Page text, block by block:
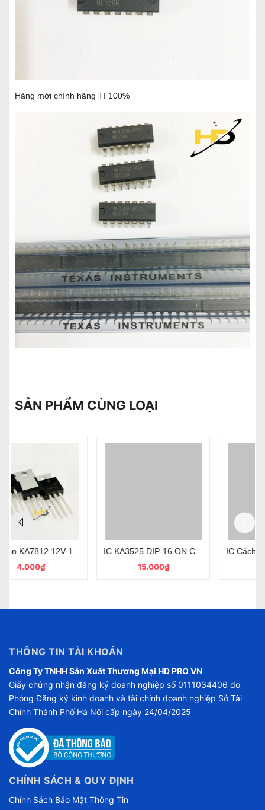
Hàng mới chính hãng TI 100%
SẢN PHẨM CÙNG LOẠI
TO-220 Chính Hãng
IC KA3525 DIP-16 ON Chính Hãng Loại TốtIC Cách Ly Quang PC817 DIP-
THÔNG TIN TÀI KHOẢN
Công Ty TNHH Sản Xuất Thương Mại HD PRO VN
Giấy chứng nhận đăng ký doanh nghiệp số 0111034406 do
Phòng Đăng ký kinh doanh và tài chính doanh nghiệp Sở Tài
Chính Thành Phố Hà Nội cấp ngày 24/04/2025
CHÍNH SÁCH & QUY ĐỊNH
Chính Sách Bảo Mật Thông Tin